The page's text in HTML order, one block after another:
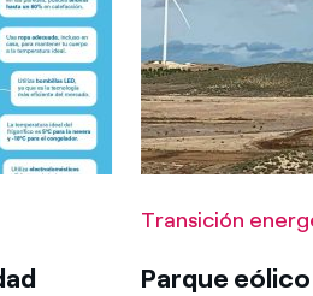
Transición
Parque